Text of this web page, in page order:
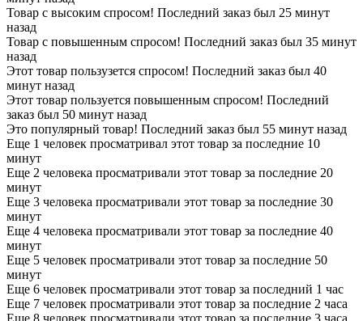
Товар с высоким спросом! Последний заказ был 25 минут
назад
Товар с повышенным спросом! Последний заказ был 35 минут
назад
Этот товар пользузется спросом! Последний заказ был 40
минут назад
Этот товар пользуется повышенным спросом! Последний
заказ был 50 минут назад
Это популярный товар! Последний заказ был 55 минут назад
Еще 1 человек просматривал этот товар за последние 10
минут
Еще 2 человека просматривали этот товар за последние 20
минут
Еще 3 человека просматривали этот товар за последние 30
минут
Еще 4 человека просматривали этот товар за последние 40
минут
Еще 5 человек просматривали этот товар за последние 50
минут
Еще 6 человек просматривали этот товар за последний 1 час
Еще 7 человек просматривали этот товар за последние 2 часа
Еще 8 человек просматривали этот товар за последние 3 часа